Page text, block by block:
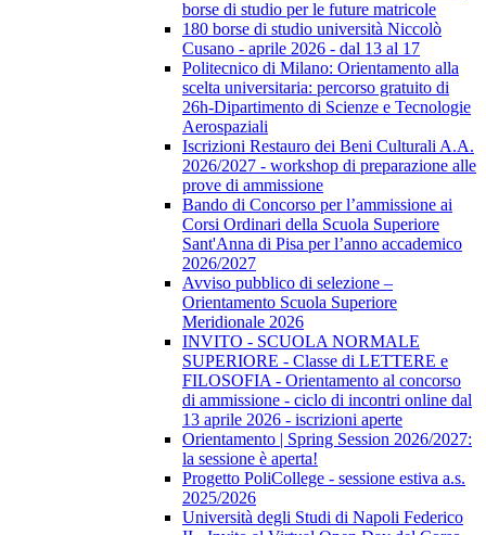
borse di studio per le future matricole
180 borse di studio università Niccolò
Cusano - aprile 2026 - dal 13 al 17
Politecnico di Milano: Orientamento alla
scelta universitaria: percorso gratuito di
26h-Dipartimento di Scienze e Tecnologie
Aerospaziali
Iscrizioni Restauro dei Beni Culturali A.A.
2026/2027 - workshop di preparazione alle
prove di ammissione
Bando di Concorso per l’ammissione ai
Corsi Ordinari della Scuola Superiore
Sant'Anna di Pisa per l’anno accademico
2026/2027
Avviso pubblico di selezione –
Orientamento Scuola Superiore
Meridionale 2026
INVITO - SCUOLA NORMALE
SUPERIORE - Classe di LETTERE e
FILOSOFIA - Orientamento al concorso
di ammissione - ciclo di incontri online dal
13 aprile 2026 - iscrizioni aperte
Orientamento | Spring Session 2026/2027:
la sessione è aperta!
Progetto PoliCollege - sessione estiva a.s.
2025/2026
Università degli Studi di Napoli Federico